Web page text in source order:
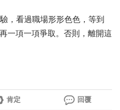
，看過職場形形色色，等到
一項一項爭取。否則，離開這
肯定 回覆